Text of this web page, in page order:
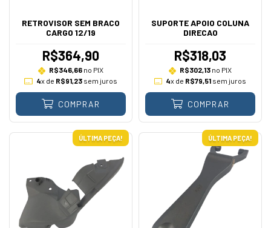
RETROVISOR SEM BRACO
CARGO 12/19
R$364,90
R$346,66 no PIX
4x de R$91,23sem juros
COMPRAR
SUPORTE APOIO COLUNA
DIRECAO
R$318,03
R$302,13 no PIX
4x de R$79,51 sem juros
COMPRAR
ÚLTIMA PEÇA! ÚLTIMA PEÇA!